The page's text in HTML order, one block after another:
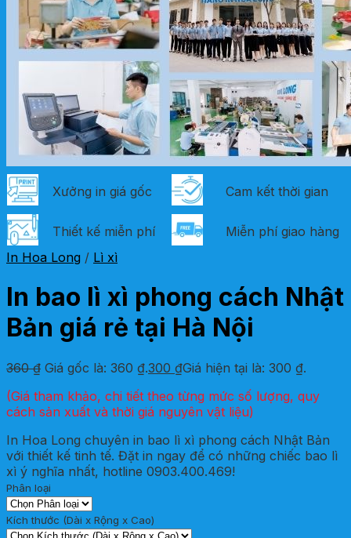
Xưởng in giá gốc Cam kết thời gian
Thiết kế miễn phí
Miễn phí giao hàng
In Hoa Long / Lì xì
In bao lì xì phong cách Nhật
Bản giá rẻ tại Hà Nội
360₫ Giá gốc là: 360 ₫.300 ₫Giá hiện tại là: 300 ₫.
(Giá tham khảo, chi tiết theo từng mức số lượng, quy
cách sản xuất và thời giá nguyên vật liệu)
In Hoa Long chuyên in bao lì xì phong cách Nhật Bản
với thiết kế tinh tế. Đặt in ngay để có những chiếc bao lì
xì ý nghĩa nhất, hotline 0903.400.469!
Phân loại
Kích thước (Dài x Rộng x Cao)